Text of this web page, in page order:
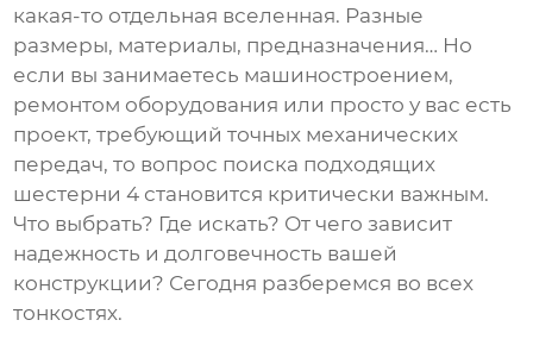
какая-то отдельная вселенная. Разные
размеры, материалы, предназначения… Но
если вы занимаетесь машиностроением,
ремонтом оборудования или просто у вас есть
проект, требующий точных механических
передач, то вопрос поиска подходящих
шестерни 4 становится критически важным.
Что выбрать? Где искать? От чего зависит
надежность и долговечность вашей
конструкции? Сегодня разберемся во всех
тонкостях.